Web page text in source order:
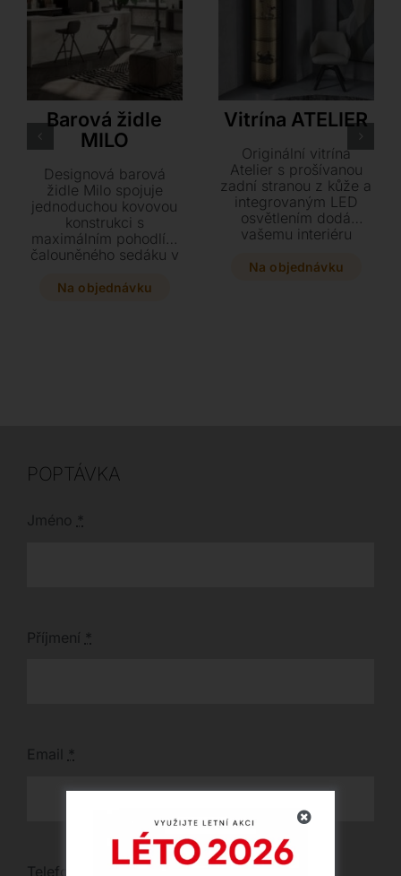
Ozzio
Barová židle
MILO
Designová barová
židle Milo spojuje
jednoduchou kovovou
konstrukci s
maximálním pohodlím
čalouněného sedáku v
Tento stylový kousek o
Na objednávku
Cattelan Italia
Vitrína ATELIER
Originální vitrína
Atelier s prošívanou
zadní stranou z kůže a
integrovaným LED
osvětlením dodá
vašemu interiéru
Elegantní kombinaci
Na objednávku
POPTÁVKA
Jméno *
Příjmení *
Email *
Telefon